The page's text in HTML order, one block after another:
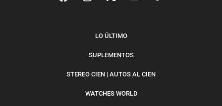
LO ÚLTIMO
SUPLEMENTOS
STEREO CIEN | AUTOS AL CIEN
WATCHES WORLD